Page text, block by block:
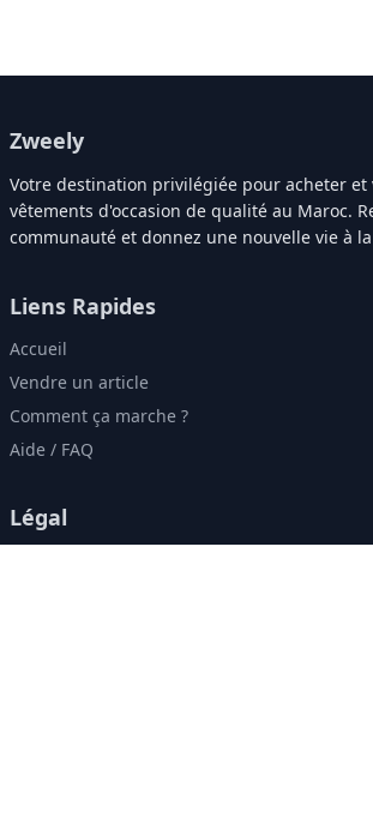
Zweely
Votre destination privilégiée pour acheter et
vêtements d'occasion de qualité au Maroc.
communauté et donnez une nouvelle vie à
Liens Rapides
Accueil
Vendre un article
Comment ça marche ?
Aide / FAQ
Légal